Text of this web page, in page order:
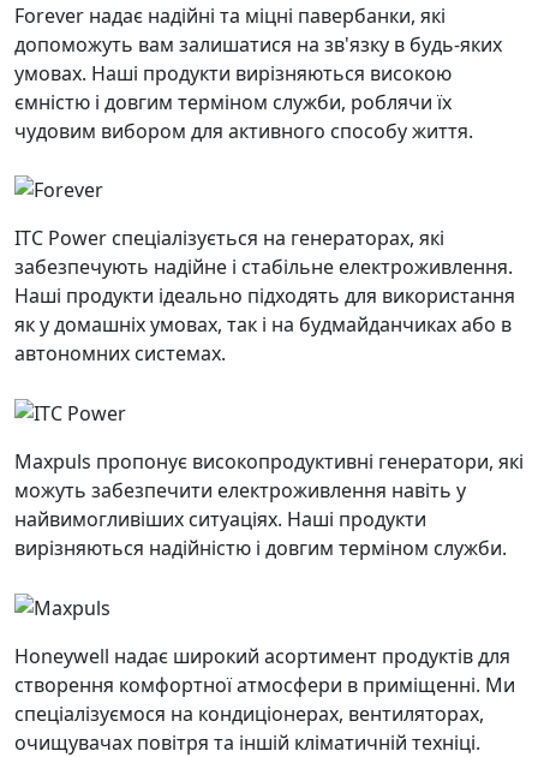
Forever надає надійні та міцні павербанки, які
допоможуть вам залишатися на зв'язку в будь-яких
умовах. Наші продукти вирізняються високою
ємністю і довгим терміном служби, роблячи їх
чудовим вибором для активного способу життя.
ITC Power спеціалізується на генераторах, які
забезпечують надійне і стабільне електроживлення.
Наші продукти ідеально підходять для використання
як у домашніх умовах, так і на будмайданчиках або в
автономних системах.
Maxpuls пропонує високопродуктивні генератори, які
можуть забезпечити електроживлення навіть у
найвимогливіших ситуаціях. Наші продукти
вирізняються надійністю і довгим терміном служби.
Honeywell надає широкий асортимент продуктів для
створення комфортної атмосфери в приміщенні. Ми
спеціалізуємося на кондиціонерах, вентиляторах,
очищувачах повітря та іншій кліматичній техніці.